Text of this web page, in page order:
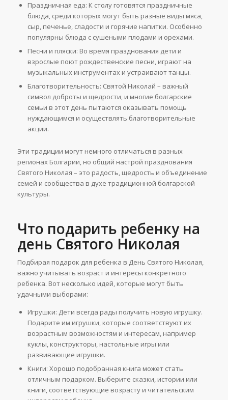
Праздничная еда: К столу готовятся праздничные
блюда, среди которых могут быть разные виды мяса,
сыр, печенье, сладости и горячие напитки. Особенно
популярны блюда с сушеными плодами и орехами.
Песни и пляски: Во время празднования дети и
взрослые поют рождественские песни, играют на
музыкальных инструментах и устраивают танцы.
Благотворительность: Святой Николай – важный
символ доброты и щедрости, и многие болгарские
семьи в этот день пытаются оказывать помощь
нуждающимся и осуществлять благотворительные
акции.
Эти традиции могут немного отличаться в разных
регионах Болгарии, но общий настрой празднования
Святого Николая – это радость, щедрость и объединение
семей и сообщества в духе традиционной болгарской
культуры.
Что подарить ребенку на
день Святого Николая
Подбирая подарок для ребенка в День Святого Николая,
важно учитывать возраст и интересы конкретного
ребенка. Вот несколько идей, которые могут быть
удачными выборами:
Игрушки: Дети всегда рады получить новую игрушку.
Подарите им игрушки, которые соответствуют их
возрастным возможностям и интересам, например
куклы, конструкторы, настольные игры или
развивающие игрушки.
Книги: Хорошо подобранная книга может стать
отличным подарком. Выберите сказки, истории или
книги, соответствующие возрасту и читательским